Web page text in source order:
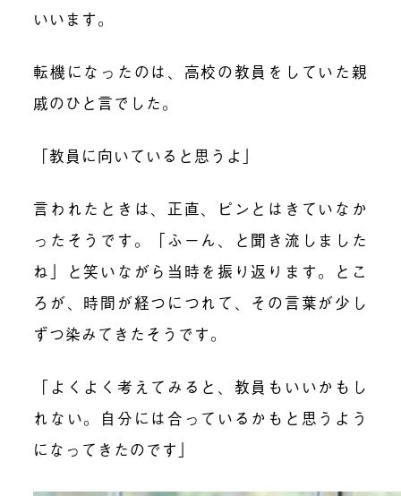
いいます。
転機になったのは、高校の教員をしていた親
戚のひと言でした。
「教員に向いていると思うよ」
言われたときは、正直、ピンとはきていなか
ったそうです。「ふーん、と聞き流しました
ね」と笑いながら当時を振り返ります。とこ
ろが、時間が経つにつれて、その言葉が少し
ずつ染みてきたそうです。
「よくよく考えてみると、教員もいいかもし
れない。自分には合っているかもと思うよう
になってきたのです」